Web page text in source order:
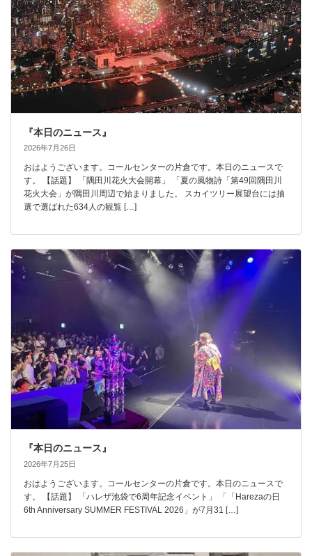
『本日のニュース』
2026年7月26日
おはようございます。コールセンターの片倉です。本日のニュースで
す。 【話題】 「隅田川花火大会開幕」 「夏の風物詩「第49回隅田川
花火大会」が隅田川周辺で始まりました。 スカイツリー展望台には抽
選で選ばれた634人の観覧 […]
『本日のニュース』
2026年7月25日
おはようございます。コールセンターの片倉です。本日のニュースで
す。 【話題】 「ハレザ池袋で6周年記念イベント」 「「Harezaの日
6th Anniversary SUMMER FESTIVAL 2026」が7月31 […]